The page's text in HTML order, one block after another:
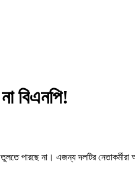
বিএনপি!
পারছে না। এজন্য দলটির